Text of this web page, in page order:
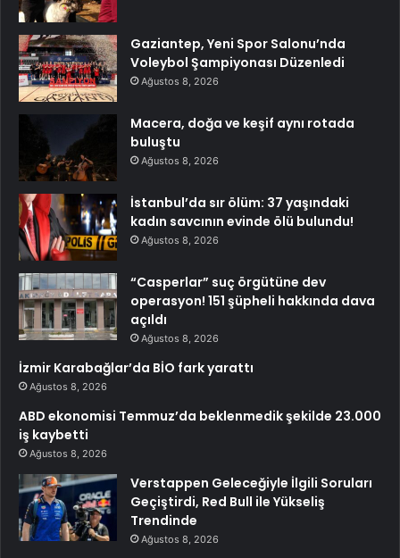
Gaziantep, Yeni Spor Salonu’nda
Voleybol Şampiyonası Düzenledi
Ağustos 8, 2026
Macera, doğa ve keşif aynı rotada
buluştu
Ağustos 8, 2026
İstanbul’da sır ölüm: 37 yaşındaki
kadın savcının evinde ölü bulundu!
Ağustos 8, 2026
“Casperlar” suç örgütüne dev
operasyon! 151 şüpheli hakkında dava
açıldı
Ağustos 8, 2026
İzmir Karabağlar’da BİO fark yarattı
Ağustos 8, 2026
ABD ekonomisi Temmuz’da beklenmedik şekilde 23.000
iş kaybetti
Ağustos 8, 2026
Verstappen Geleceğiyle İlgili Soruları
Geçiştirdi, Red Bull ile Yükseliş
Trendinde
Ağustos 8, 2026